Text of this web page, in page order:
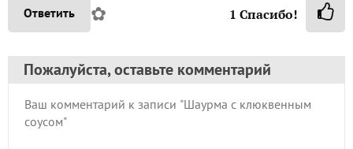
Ответить ✿ 1 Спасибо!
Пожалуйста, оставьте комментарий